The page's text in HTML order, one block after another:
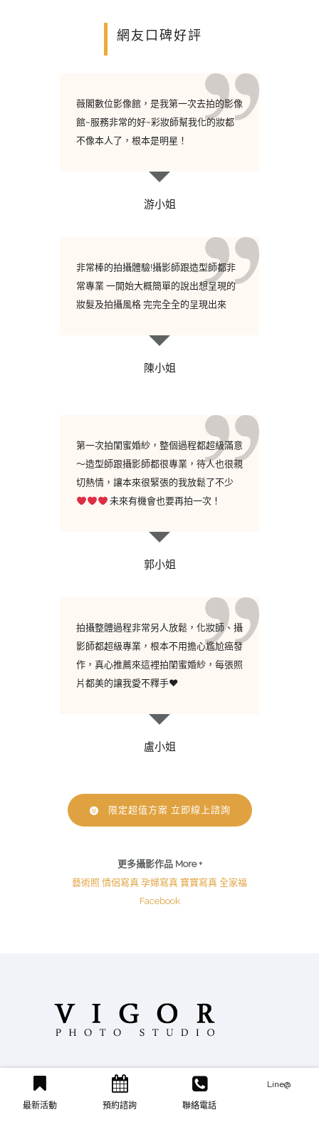
網友口碑好評
薇閣數位影像館，是我第一次去拍的影像
館~服務非常的好~彩妝師幫我化的妝都
不像本人了，根本是明星！
游小姐
非常棒的拍攝體驗!攝影師跟造型師都非
常專業 一開始大概簡單的說出想呈現的
妝髮及拍攝風格 完完全全的呈現出來
陳小姐
第一次拍閨蜜婚紗，整個過程都超級滿意
～造型師跟攝影師都很專業，待人也很親
切熱情，讓本來很緊張的我放鬆了不少
未來有機會也要再拍一次！
郭小姐
拍攝整體過程非常另人放鬆，化妝師、攝
影師都超級專業，根本不用擔心尷尬癌發
作，真心推薦來這裡拍閨蜜婚紗，每張照
片都美的讓我愛不釋手♥
盧小姐
限定超值方案 立即線上諮詢
更多攝影作品 More +
藝術照 情侶寫真 孕婦寫真 寶寶寫真 全家福
Facebook
台北市南京東路2段97號2樓
電話：
(02)2567-7771
最新活動 預約諮詢 聯絡電話
Line@